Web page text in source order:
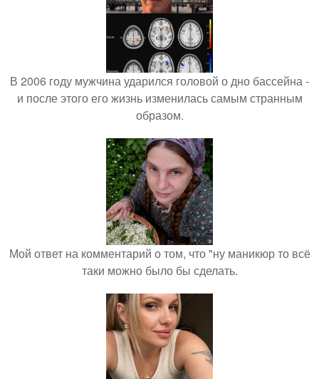
В 2006 году мужчина ударился головой о дно бассейна -
и после этого его жизнь изменилась самым странным
образом.
Мой ответ на комментарий о том, что "ну маникюр то всё
таки можно было бы сделать.